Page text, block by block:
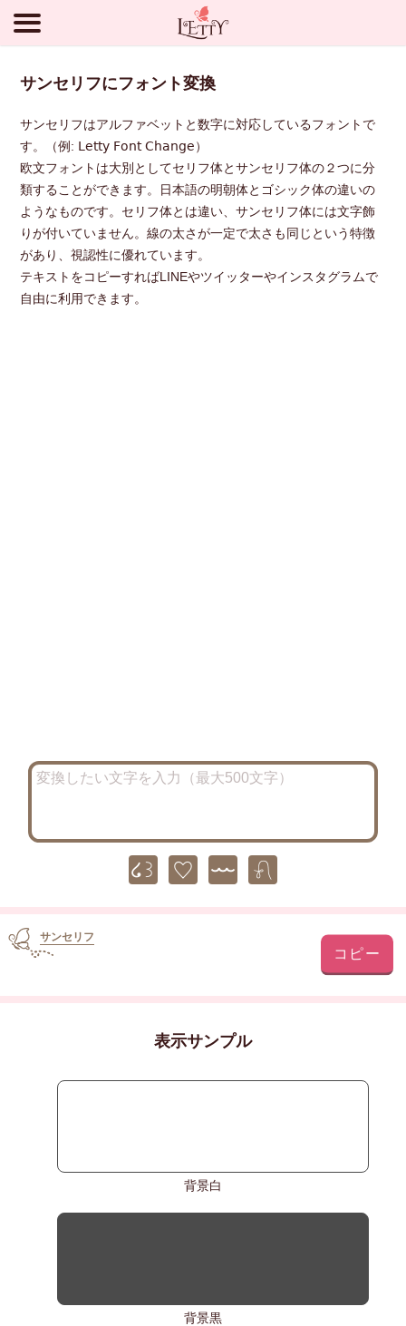
サンセリフにフォント変換
サンセリフはアルファベットと数字に対応しているフォントで
す。（例: 𝖫𝖾𝗍𝗍𝗒 𝖥𝗈𝗇𝗍 𝖢𝗁𝖺𝗇𝗀𝖾）
欧文フォントは大別としてセリフ体とサンセリフ体の２つに分
類することができます。日本語の明朝体とゴシック体の違いの
ようなものです。セリフ体とは違い、サンセリフ体には文字飾
りが付いていません。線の太さが一定で太さも同じという特徴
があり、視認性に優れています。
テキストをコピーすればLINEやツイッターやインスタグラムで
自由に利用できます。
サンセリフ
コピー
表示サンプル
背景白
背景黒